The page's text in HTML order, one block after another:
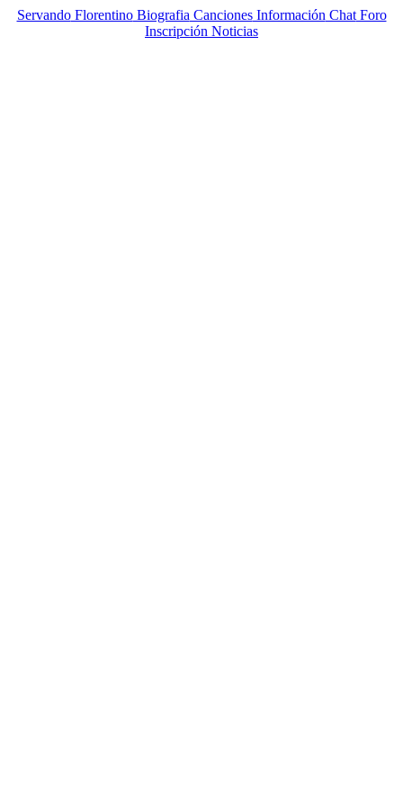
ServandoFlorentinoBiografia CancionesInformación ChatForo
Inscripción Noticias